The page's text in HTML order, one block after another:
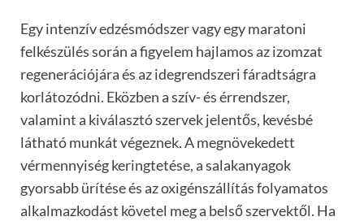
Egy intenzív edzésmódszer vagy egy maratoni
felkészülés során a figyelem hajlamos az izomzat
regenerációjára és az idegrendszeri fáradtságra
korlátozódni. Eközben a szív- és érrendszer,
valamint a kiválasztó szervek jelentős, kevésbé
látható munkát végeznek. A megnövekedett
vérmennyiség keringtetése, a salakanyagok
gyorsabb ürítése és az oxigénszállítás folyamatos
alkalmazkodást követel meg a belső szervektől. Ha